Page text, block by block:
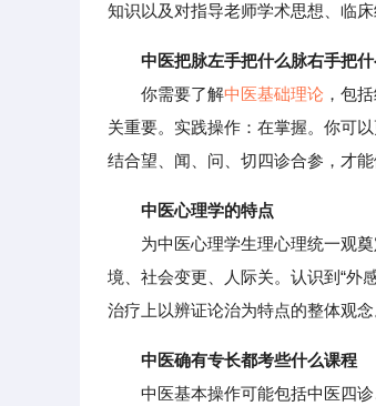
知识以及对指导老师学术思想、临床
中医把脉左手把什么脉右手把
你需要了解中医基础理论 ，包
关重要。实践操作：在掌握。你可
结合望、闻、问、切四诊合参，才能
中医心理学的特点
为中医心理学生理心理统一观奠
境、社会变更、人际关。认识到“外
治疗上以辨证论治为特点的整体观念
中医确有专长都考些什么课程
中医基本操作可能包括中医四诊